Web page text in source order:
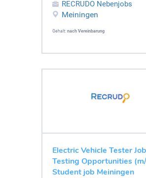
RECRUDO Nebenjobs
Meiningen
Gehalt: nach Vereinbarung
Electric Vehicle Tester
Testing Opportunities
Student job Meiningen